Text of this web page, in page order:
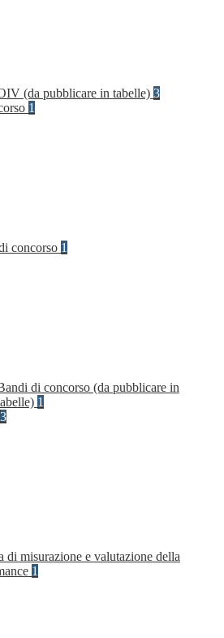
(da pubblicare in tabelle) 3
1
concorso 1
di concorso (da pubblicare in
1
3
di misurazione e valutazione della
1